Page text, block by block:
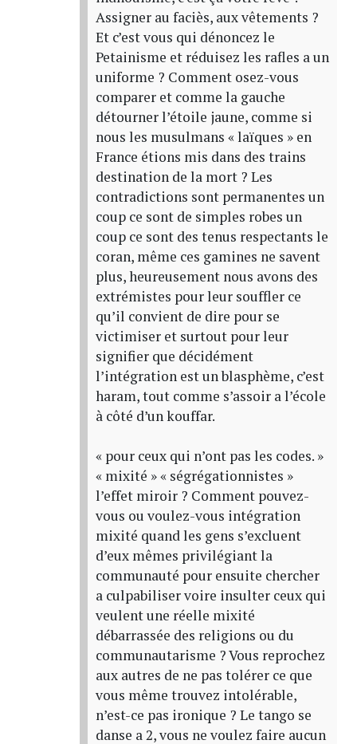
Assigner au faciès, aux vêtements ?
Et c’est vous qui dénoncez le
Petainisme et réduisez les rafles a un
uniforme ? Comment osez-vous
comparer et comme la gauche
détourner l’étoile jaune, comme si
nous les musulmans « laïques » en
France étions mis dans des trains
destination de la mort ? Les
contradictions sont permanentes un
coup ce sont de simples robes un
coup ce sont des tenus respectants le
coran, même ces gamines ne savent
plus, heureusement nous avons des
extrémistes pour leur souffler ce
qu’il convient de dire pour se
victimiser et surtout pour leur
signifier que décidément
l’intégration est un blasphème, c’est
haram, tout comme s’assoir a l’école
à côté d’un kouffar.
« pour ceux qui n’ont pas les codes. »
« mixité » « ségrégationnistes »
l’effet miroir ? Comment pouvez-
vous ou voulez-vous intégration
mixité quand les gens s’excluent
d’eux mêmes privilégiant la
communauté pour ensuite chercher
a culpabiliser voire insulter ceux qui
veulent une réelle mixité
débarrassée des religions ou du
communautarisme ? Vous reprochez
aux autres de ne pas tolérer ce que
vous même trouvez intolérable,
n’est-ce pas ironique ? Le tango se
danse a 2, vous ne voulez faire aucun